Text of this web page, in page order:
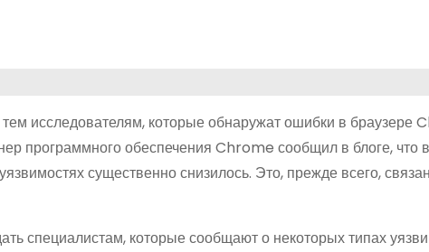
исследователям, которые обнаружат ошибки в браузере
программного обеспечения Chrome сообщил в блоге, что
существенно снизилось. Это, прежде всего,
специалистам, которые сообщают о некоторых типах